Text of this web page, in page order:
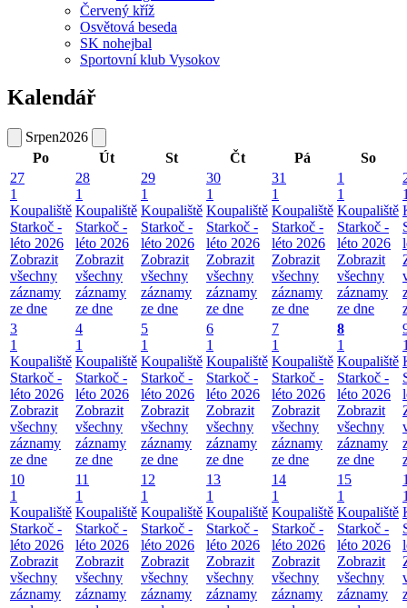
Červený kříž
Osvětová beseda
SK nohejbal
Sportovní klub Vysokov
Kalendář
Srpen2026
Po
Út St Čt Pá
So
27
1
Koupaliště
Starkoč -
léto 2026
Zobrazit
všechny
záznamy
ze dne
28
1
Koupaliště
Starkoč -
léto 2026
Zobrazit
všechny
záznamy
ze dne
29
1
Koupaliště
Starkoč -
léto 2026
Zobrazit
všechny
záznamy
ze dne
30
1
Koupaliště
Starkoč -
léto 2026
Zobrazit
všechny
záznamy
ze dne
31
1
Koupaliště
Starkoč -
léto 2026
Zobrazit
všechny
záznamy
ze dne
1
1
Koupaliště
Starkoč -
léto 2026
Zobrazit
všechny
záznamy
ze dne
3
1
Koupaliště
Starkoč -
léto 2026
Zobrazit
všechny
záznamy
ze dne
4
1
Koupaliště
Starkoč -
léto 2026
Zobrazit
všechny
záznamy
ze dne
5
1
Koupaliště
Starkoč -
léto 2026
Zobrazit
všechny
záznamy
ze dne
6
1
Koupaliště
Starkoč -
léto 2026
Zobrazit
všechny
záznamy
ze dne
7
1
Koupaliště
Starkoč -
léto 2026
Zobrazit
všechny
záznamy
ze dne
8
1
Koupaliště
Starkoč -
léto 2026
Zobrazit
všechny
záznamy
ze dne
10
1
Koupaliště
Starkoč -
léto 2026
Zobrazit
všechny
záznamy
11
1
Koupaliště
Starkoč -
léto 2026
Zobrazit
všechny
záznamy
12
1
Koupaliště
Starkoč -
léto 2026
Zobrazit
všechny
záznamy
13
1
Koupaliště
Starkoč -
léto 2026
Zobrazit
všechny
záznamy
14
1
Koupaliště
Starkoč -
léto 2026
Zobrazit
všechny
záznamy
15
1
Koupaliště
Starkoč -
léto 2026
Zobrazit
všechny
záznamy